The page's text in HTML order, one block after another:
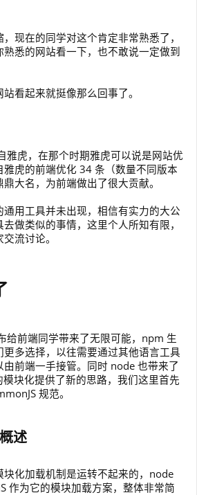
现在的同学对这个肯定非常熟悉了，
悉的网站看一下，也不敢说一定做到
看起来就挺像那么回事了。
雅虎，在那个时期雅虎可以说是网站优
虎的前端优化 34 条（数量不同版本
大名，为前端做出了很大贡献。
用工具并未出现，相信有实力的大公
做类似的事情，这里个人所知有限，
流讨论。
给前端同学带来了无限可能，npm 生
多选择，以往需要通过其他语言工具
前端一手接管。同时 node 也带来了
块化提供了新的思路，我们这里首先
规范。
述
化加载机制是运转不起来的，node
作为它的模块加载方案，整体非常简